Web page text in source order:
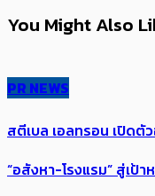
You Might Also
PR NEWS
สตีเบล เอลทรอน เปิดตั
“อสังหา-โรงแรม” สู่เป้